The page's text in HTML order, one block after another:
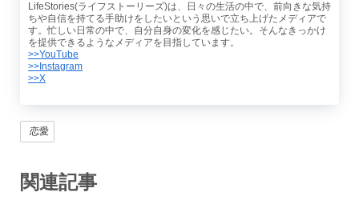
LifeStories(ライフストーリーズ)は、日々の生活の中で、前向きな気持
ちや自信を持てる手助けをしたいという思いで立ち上げたメディアで
す。忙しい日常の中で、自分自身の変化を感じたい。そんなきっかけ
を提供できるようなメディアを目指しています。
>>YouTube
>>Instagram
>>X
恋愛
関連記事